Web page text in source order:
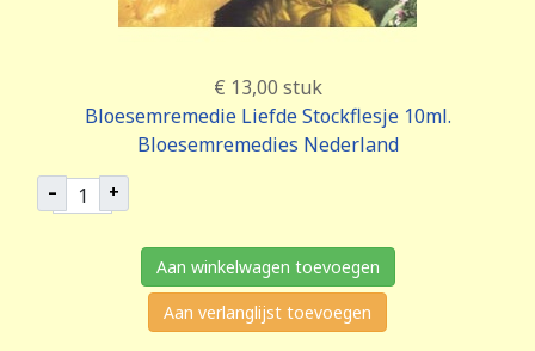
€ 13,00 stuk
Bloesemremedie Liefde Stockflesje 10ml.
Bloesemremedies Nederland
– +
Aan winkelwagen toevoegen
Aan verlanglijst toevoegen